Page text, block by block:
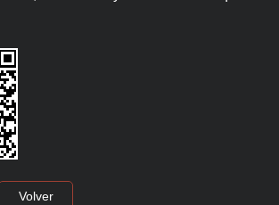
Volver